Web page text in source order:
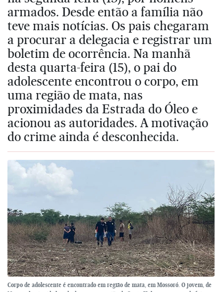
armados. Desde então a família não
teve mais notícias. Os pais chegaram
a procurar a delegacia e registrar um
boletim de ocorrência. Na manhã
desta quarta-feira (15), o pai do
adolescente encontrou o corpo, em
uma região de mata, nas
proximidades da Estrada do Óleo e
acionou as autoridades. A motivação
do crime ainda é desconhecida.
Corpo de adolescente é encontrado em região de mata, em Mossoró. O jovem, de